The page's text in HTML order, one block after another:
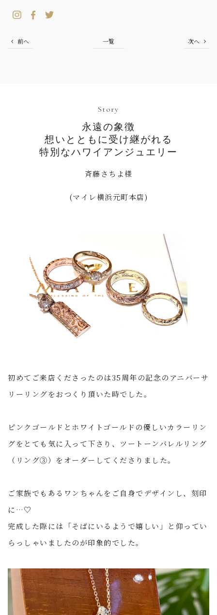
前へ 一覧 次へ
Story
永遠の象徴
想いとともに受け継がれる
特別なハワイアンジュエリー
斉藤さちよ様
(マイレ横浜元町本店)
初めてご来店くださったのは35 周年の記念のアニバーサ
リーリングをおつくり頂いた時でした。
ピンクゴールドとホワイトゴールドの優しいカラーリン
グをとても気に入って下さり、ツートーンバレルリング
（リング③）をオーダーしてくださりました。
ご家族でもあるワンちゃんをご自身でデザインし、刻印
に …♡
完成した際には「そばにいるようで嬉しい」と仰ってい
らっしゃいましたのが印象的でした。